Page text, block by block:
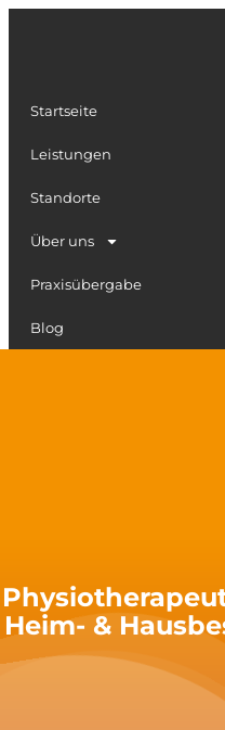
Zum
Startseite
Leistungen
Standorte
Über uns
Praxisübergabe
Blog
Heim- &